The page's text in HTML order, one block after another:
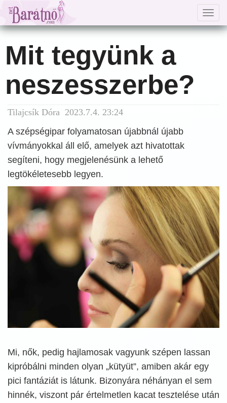
Mit tegyünk a
neszesszerbe?
Tilajcsík Dóra 2023.7.4. 23:24
A szépségipar folyamatosan újabbnál újabb
vívmányokkal áll elő, amelyek azt hivatottak
segíteni, hogy megjelenésünk a lehető
legtökéletesebb legyen.
Mi, nők, pedig hajlamosak vagyunk szépen lassan
kipróbálni minden olyan „kütyüt”, amiben akár egy
pici fantáziát is látunk. Bizonyára néhányan el sem
hinnék, viszont pár értelmetlen kacat tesztelése után